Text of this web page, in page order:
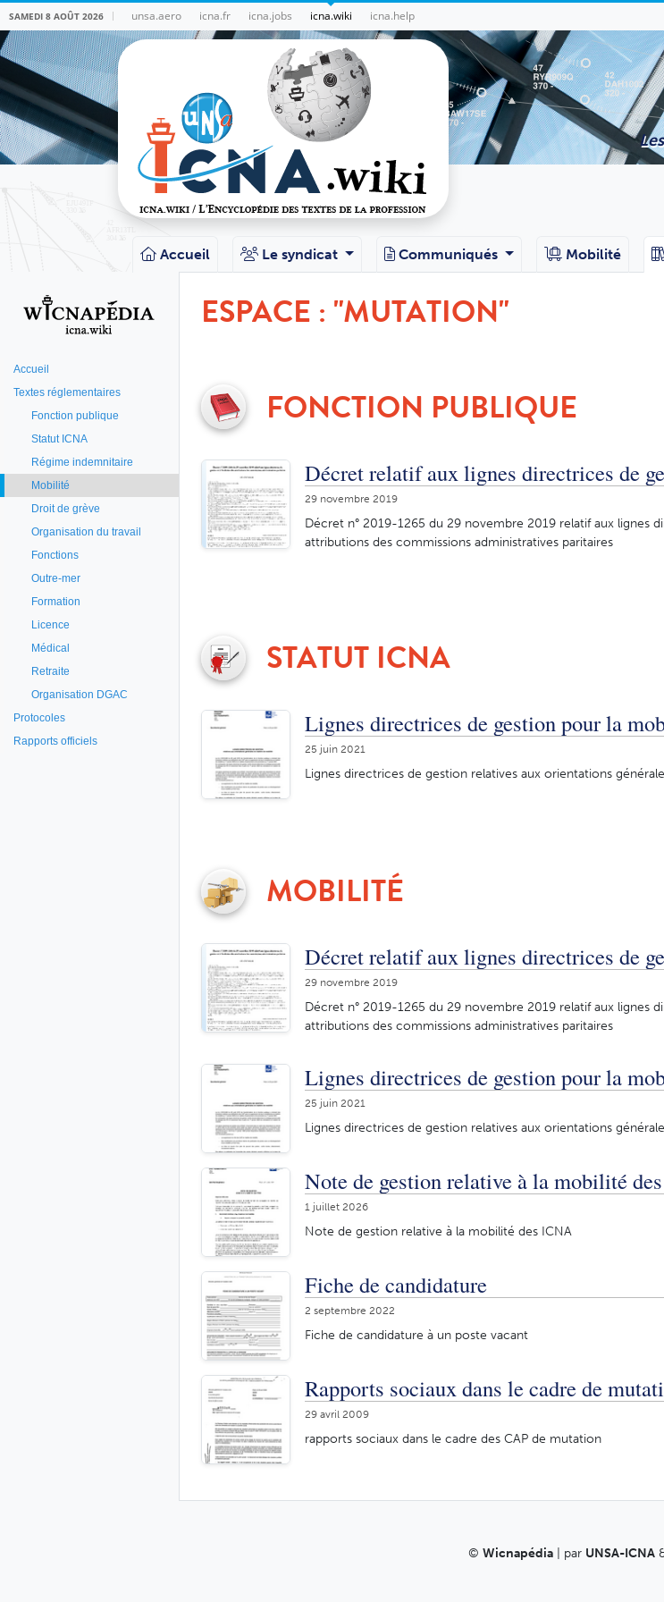
SAMEDI 8 AOÛT 2026 unsa.aero icna.fr icna.jobs icna.wiki icna.help
Accueil Le syndicat Communiqués Mobilité
Accueil
Textes réglementaires
Fonction publique
Statut ICNA
Régime indemnitaire
Mobilité
Droit de grève
Organisation du travail
Fonctions
Outre-mer
Formation
Licence
Médical
Retraite
Organisation DGAC
Protocoles
Rapports officiels
ESPACE : "MUTATION"
FONCTION PUBLIQUE
Décret relatif aux lignes directrices de
29 novembre 2019
Décret n° 2019-1265 du 29 novembre 2019 relatif aux lignes
attributions des commissions administratives paritaires
STATUT ICNA
Lignes directrices de gestion pour la
25 juin 2021
Lignes directrices de gestion relatives aux orientations
MOBILITÉ
Décret relatif aux lignes directrices de
29 novembre 2019
Décret n° 2019-1265 du 29 novembre 2019 relatif aux lignes
attributions des commissions administratives paritaires
Lignes directrices de gestion pour la
25 juin 2021
Lignes directrices de gestion relatives aux orientations
Note de gestion relative à la mobilité
1 juillet 2026
Note de gestion relative à la mobilité des ICNA
Fiche de candidature
2 septembre 2022
Fiche de candidature à un poste vacant
Rapports sociaux dans le cadre de
29 avril 2009
rapports sociaux dans le cadre des CAP de mutation
© Wicnapédia| par UNSA-ICNA